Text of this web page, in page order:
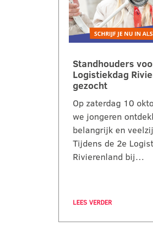
Standhouders
Logistiekdag
gezocht
Op zaterdag 10
we jongeren
belangrijk en
Tijdens de 2e
Rivierenland bij…
LEES VERDER